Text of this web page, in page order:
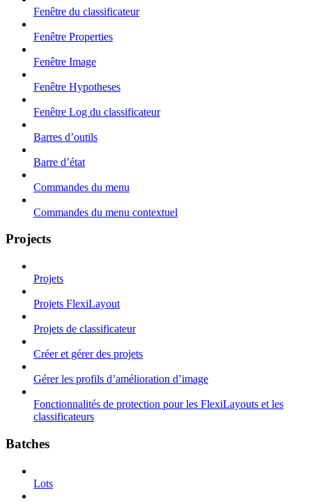
Fenêtre du classificateur
Fenêtre Properties
Fenêtre Image
Fenêtre Hypotheses
Fenêtre Log du classificateur
Barres d’outils
Barre d’état
Commandes du menu
Commandes du menu contextuel
Projects
Projets
Projets FlexiLayout
Projets de classificateur
Créer et gérer des projets
Gérer les profils d’amélioration d’image
Fonctionnalités de protection pour les FlexiLayouts et les
classificateurs
Batches
Lots